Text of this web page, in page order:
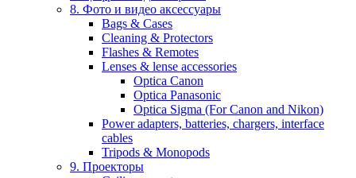
8. Фото и видео аксессуары
Bags & Cases
Cleaning & Protectors
Flashes & Remotes
Lenses & lense accessories
Optica Canon
Optica Panasonic
Optica Sigma (For Canon and Nikon)
Power adapters, batteries, chargers, interface
cables
Tripods & Monopods
9. Проекторы